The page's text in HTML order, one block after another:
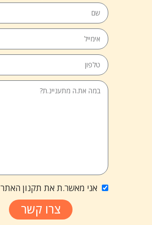
אני מאשר.ת את תקנון האתר
צרו קשר